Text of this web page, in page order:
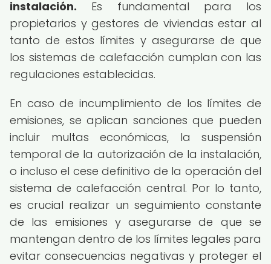
instalación. Es fundamental para los
propietarios y gestores de viviendas estar al
tanto de estos límites y asegurarse de que
los sistemas de calefacción cumplan con las
regulaciones establecidas.
En caso de incumplimiento de los límites de
emisiones, se aplican sanciones que pueden
incluir multas económicas, la suspensión
temporal de la autorización de la instalación,
o incluso el cese definitivo de la operación del
sistema de calefacción central. Por lo tanto,
es crucial realizar un seguimiento constante
de las emisiones y asegurarse de que se
mantengan dentro de los límites legales para
evitar consecuencias negativas y proteger el